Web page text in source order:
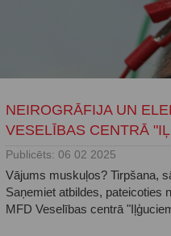
NEIROGRĀFIJA UN
VESELĪBAS CENTRĀ
Publicēts: 06 02 2025
Vājums muskuļos? Tirpšana,
Saņemiet atbildes, pateicoties
MFD Veselības centrā